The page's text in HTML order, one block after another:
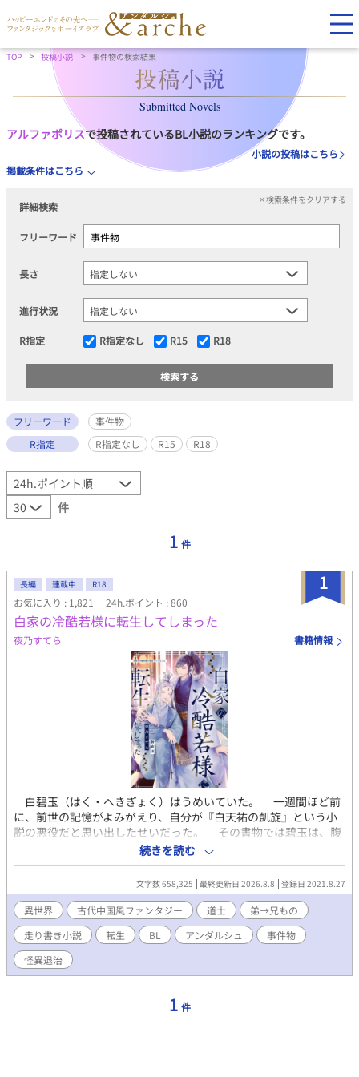
TOP 投稿小説 事件物の検索結果
Submitted Novels
アルファポリスで投稿されているBL小説のランキングです。
小説の投稿はこちら
掲載条件はこちら
詳細検索
×検索条件をクリアする
フリーワード
長さ
進行状況
R指定 R指定なし R15 R18
フリーワード
事件物
R指定
R指定なし R15 R18
件
1 件
1
長編 連載中 R18
お気に入り : 1,821 24h.ポイント : 860
白家の冷酷若様に転生してしまった
夜乃すてら 書籍情報
白碧玉（はく・へきぎょく）はうめいていた。 一週間ほど前
に、前世の記憶がよみがえり、自分が『白天祐の凱旋』という小
説の悪役だと思い出したせいだった。 その書物では碧玉は、腹
違いの弟・天祐（てんゆう）からうらまれ、生きたまま邪霊の餌
にされて魂ごと消滅させられる。 最悪の事態を回避するため、
厳格な兄に方向転換をこころみる。 いまさら優しくなどできな
いから、冷たい兄のまま、威厳と正しさを武器にしようと思った
のだが……。 兄弟仲が破滅するのを回避すればいいだけなの
に、なぜか天祐は碧玉になつきはじめ……？ ※弟→兄ものです。
（カップリング固定〜） ※なんちゃって中華風ファンタジー小説
です。 ※自分できづいた時に修正するので、誤字脱字の報告は不
要です。 ◆2022年5月に、アンダルシュのほうで書籍化しまし
ので、既読の方もお楽しみいただけるかと思います。 ※書籍ver
では、規約により兄弟の恋愛がNGのため、天祐が叔父の子――従
続きを読む
文字数 658,325 最終更新日 2026.8.8 登録日 2021.8.27
異世界 古代中国風ファンタジー 道士
弟→兄もの
走り書き小説
転生 BL アンダルシュ
事件物
怪異退治
1 件